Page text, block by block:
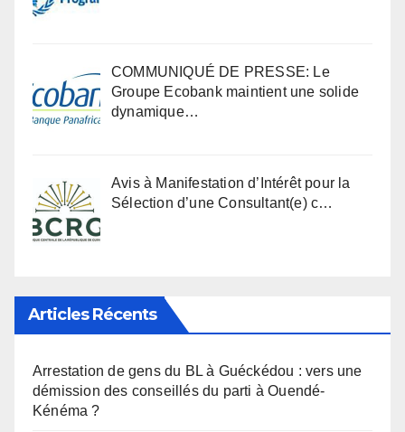
COMMUNIQUÉ DE PRESSE: Le
Groupe Ecobank maintient une solide
dynamique…
Avis à Manifestation d’Intérêt pour la
Sélection d’une Consultant(e) c…
Articles Récents
Arrestation de gens du BL à Guéckédou : vers une
démission des conseillés du parti à Ouendé-
Kénéma ?